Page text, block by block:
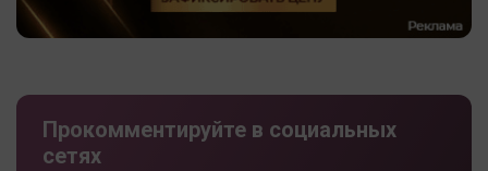
Прокомментируйте в социальных
сетях